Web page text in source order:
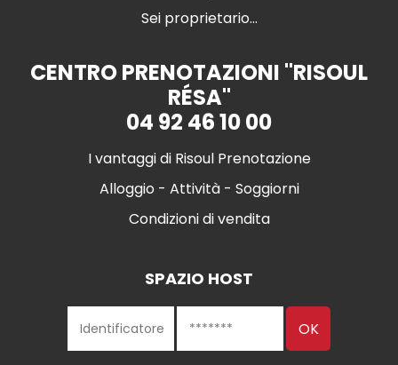
Sei proprietario...
CENTRO PRENOTAZIONI "RISOUL
RÉSA"
04 92 46 10 00
I vantaggi di Risoul Prenotazione
Alloggio - Attività - Soggiorni
Condizioni di vendita
SPAZIO HOST